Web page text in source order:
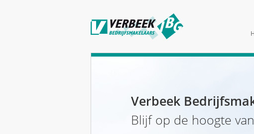
Verbeek
Blijf op de hoogte